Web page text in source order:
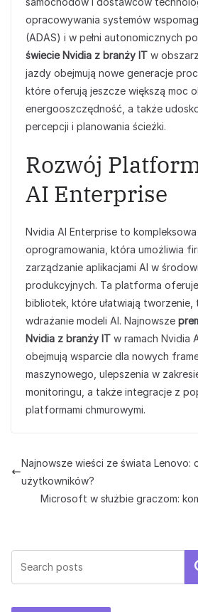
opracowywania systemów
(ADAS) i w pełni autonomicznych
świecie Nvidia z branży IT w
jazdy obejmują nowe generacje
które oferują jeszcze większą moc
energooszczędność, a także
percepcji i planowania ścieżki.
Rozwój
AI Enterprise
Nvidia AI Enterprise to
oprogramowania, która umożliwia
zarządzanie aplikacjami AI w
produkcyjnych. Ta platforma
bibliotek, które ułatwiają tworzenie,
wdrażanie modeli AI. Najnowsze
Nvidia z branży IT w ramach Nvidia
obejmują wsparcie dla nowych
maszynowego, ulepszenia w
monitoringu, a także integracje z
platformami chmurowymi.
Najnowsze wieści ze świata Lenovo:
użytkowników?
Microsoft w służbie graczom: